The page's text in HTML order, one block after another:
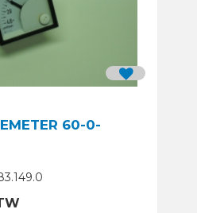
60-0-